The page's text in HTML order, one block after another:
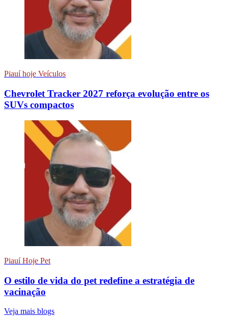
Piauí hoje Veículos
Chevrolet Tracker 2027 reforça evolução entre os
SUVs compactos
Piauí Hoje Pet
O estilo de vida do pet redefine a estratégia de
vacinação
Veja mais blogs